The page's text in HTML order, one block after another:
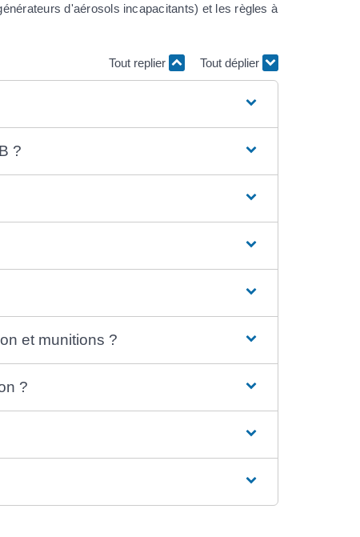
d'aérosols incapacitants) et les règles à
Tout replier Tout déplier
?
et munitions ?
?